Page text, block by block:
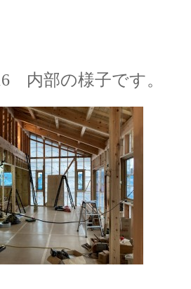
内部の様子です。